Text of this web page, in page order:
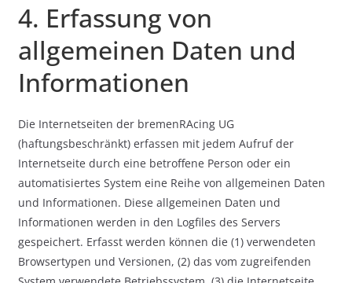
4. Erfassung von
allgemeinen Daten und
Informationen
Die Internetseiten der bremenRAcing UG
(haftungsbeschränkt) erfassen mit jedem Aufruf der
Internetseite durch eine betroffene Person oder ein
automatisiertes System eine Reihe von allgemeinen Daten
und Informationen. Diese allgemeinen Daten und
Informationen werden in den Logfiles des Servers
gespeichert. Erfasst werden können die (1) verwendeten
Browsertypen und Versionen, (2) das vom zugreifenden